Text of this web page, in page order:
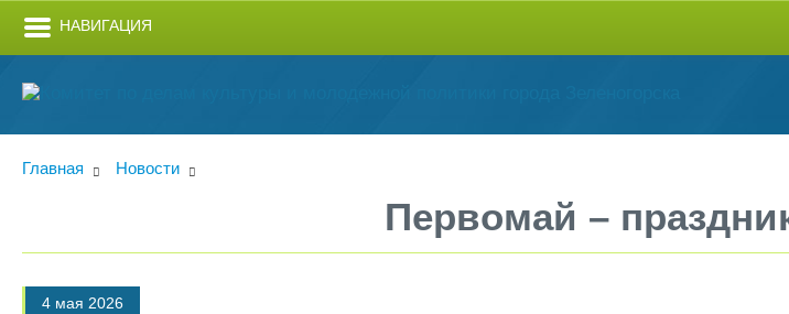
НАВИГАЦИЯ
Главная Новости
Первомай –
4 мая 2026